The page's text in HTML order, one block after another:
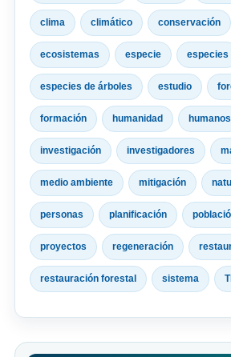
clima climático conservación
ecosistemas especie especies
especies de árboles estudio
formación humanidad humanos
investigación investigadores
medio ambiente mitigación
personas planificación
proyectos regeneración
restauración forestal sistema